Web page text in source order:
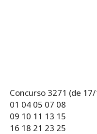
Concurso 3271 (de
01 04 05 07 08
09 10 11 13 15
16 18 21 23 25